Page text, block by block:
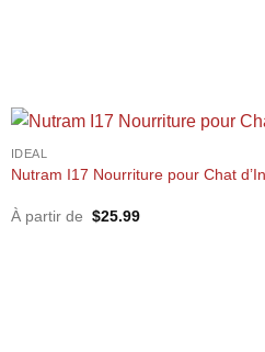
+
IDEAL
Nutram I17 Nourriture pour Chat
À partir de $25.99